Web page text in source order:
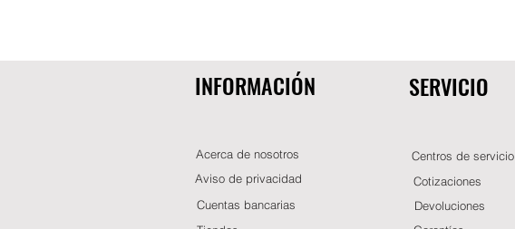
INFORMACIÓN
Acerca de nosotros
Aviso de privacidad
Cuentas bancarias
SERVICIO
Centros de servicio
Cotizaciones
Devoluciones